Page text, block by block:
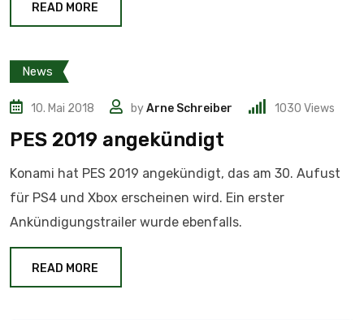
READ MORE
News
10. Mai 2018 byArne Schreiber 1030 Views
PES 2019 angekündigt
Konami hat PES 2019 angekündigt, das am 30. Aufust
für PS4 und Xbox erscheinen wird. Ein erster
Ankündigungstrailer wurde ebenfalls.
READ MORE